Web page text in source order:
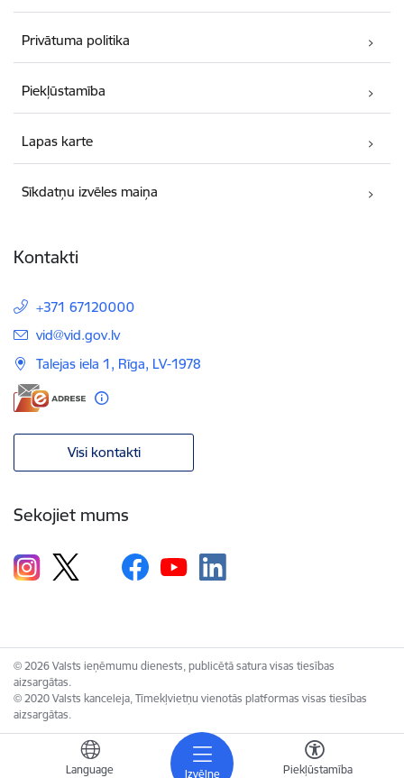
Izvēlne
Language Piekļūstamība
Privātuma politika
Piekļūstamība
Lapas karte
Sīkdatņu izvēles maiņa
Kontakti
+371 67120000
E-pasts:
vid@vid.gov.lv
Talejas iela 1, Rīga, LV-1978
Visi kontakti
Sekojiet mums
© 2026 Valsts ieņēmumu dienests, publicētā satura visas tiesības
aizsargātas.
© 2020 Valsts kanceleja, Tīmekļvietņu vienotās platformas visas tiesības
aizsargātas.